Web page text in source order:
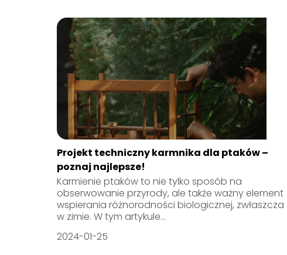
Projekt techniczny karmnika dla ptaków –
poznaj najlepsze!
Karmienie ptaków to nie tylko sposób na
obserwowanie przyrody, ale także ważny element
wspierania różnorodności biologicznej, zwłaszcza
w zimie. W tym artykule...
2024-01-25